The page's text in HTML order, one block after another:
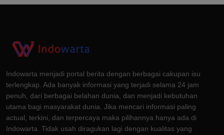
Indowarta menjadi portal berita dengan berbagai cakupan isu
terlengkap. Ada banyak informasi yang terjadi selama 24 jam
penuh, dari berbagai belahan dunia, dan menjadi kebutuhan
utama bagi masyarakat dunia. Jika mencari informasi paling
actual, terkini, dan terpercaya maka pilihannya hanya ada di
Indowarta. Tidak usah diragukan lagi dengan kualitas yang